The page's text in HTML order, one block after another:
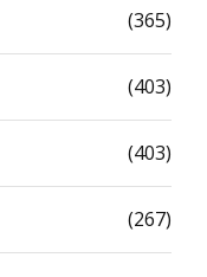
(365)
(403)
(403)
(267)